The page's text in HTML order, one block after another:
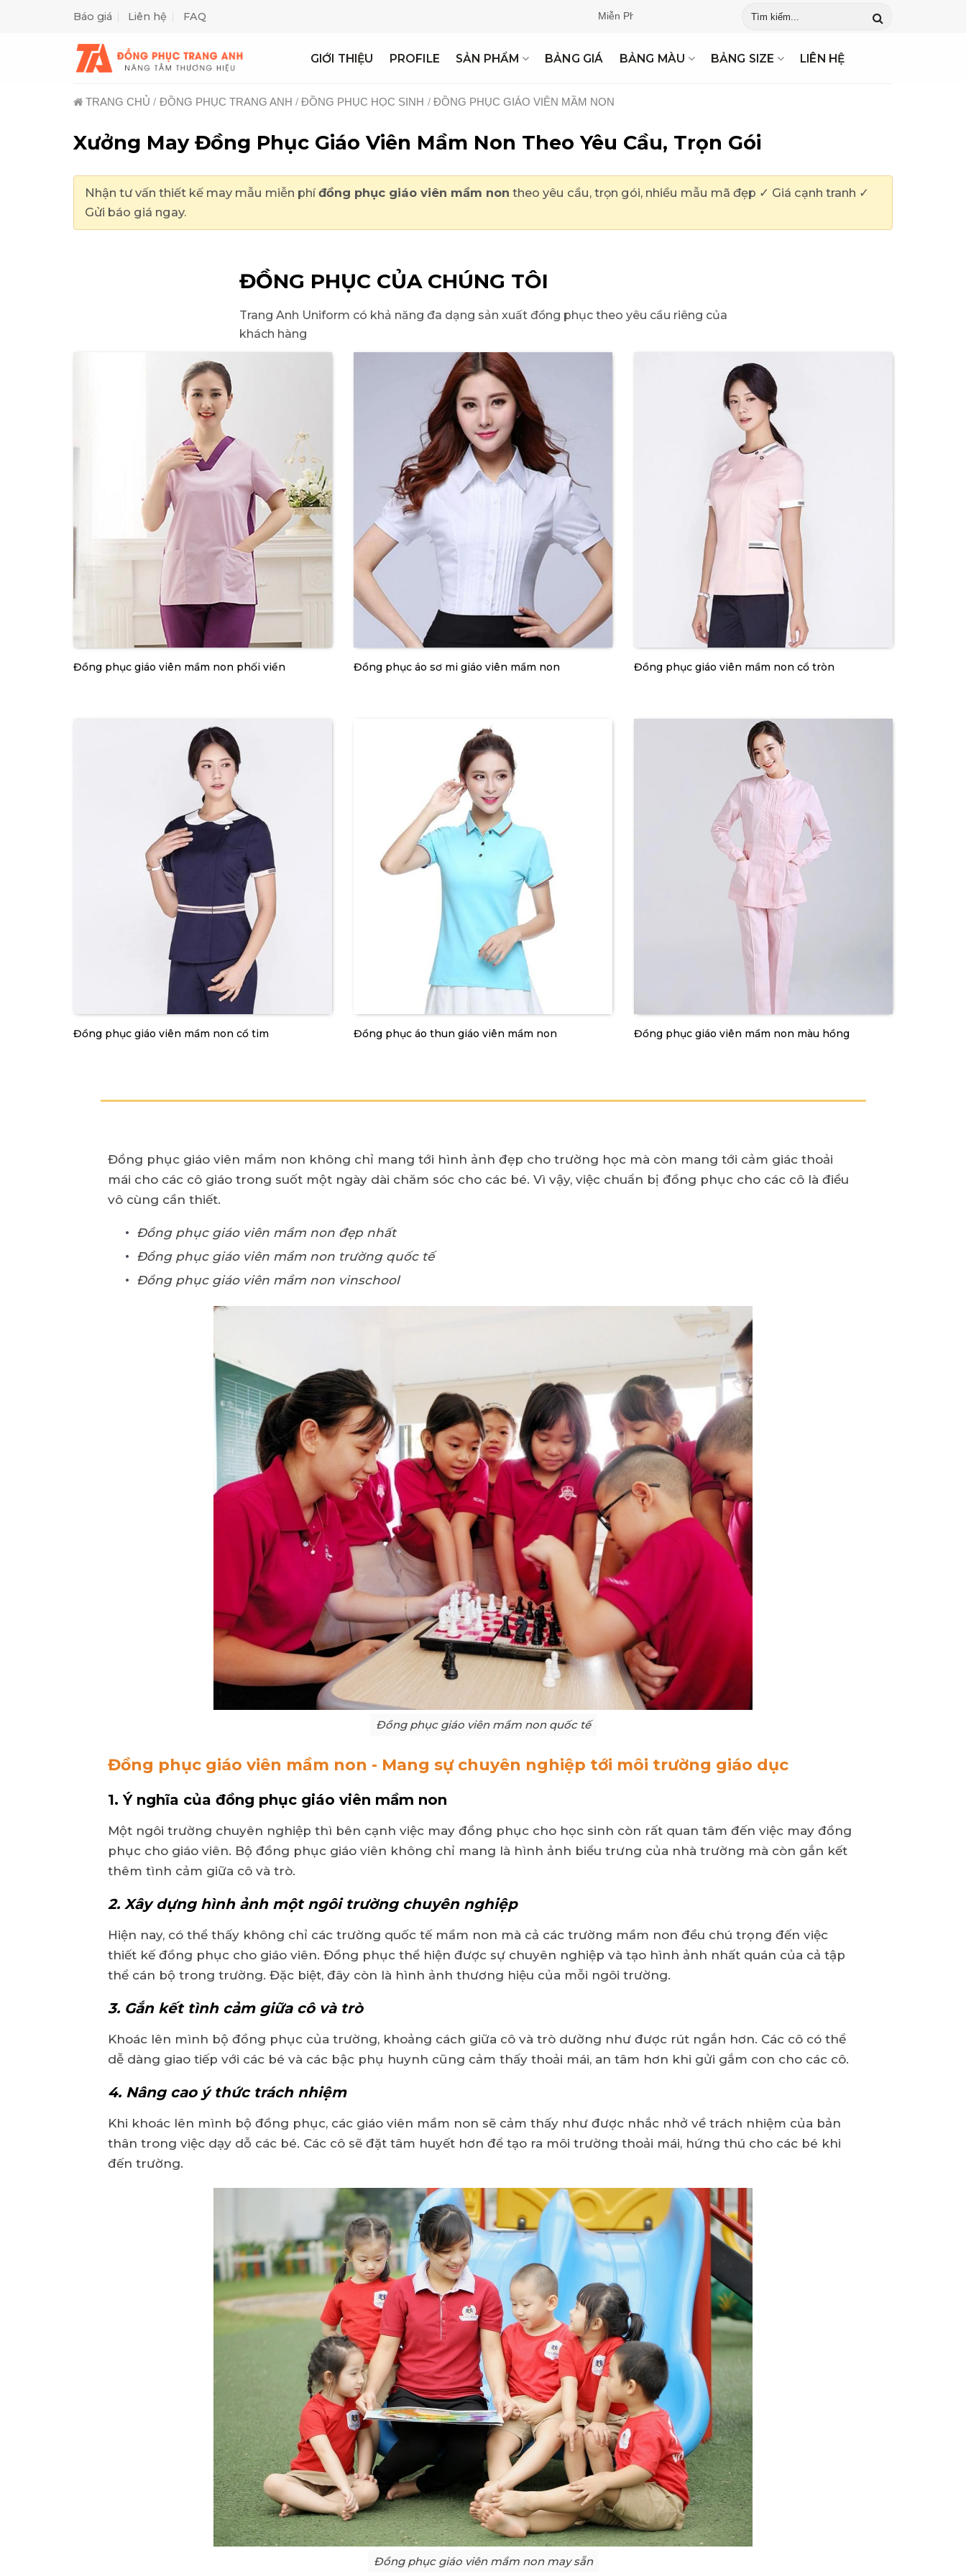
Báo giá Liên hệ FAQ Miễn Phí Thiết Kế May Mẫu ✓ Giao Hàng Tận Nơi ✓ Gửi Báo Giá Ngay
GIỚI THIỆU PROFILE SẢN PHẨM BẢNG GIÁ BẢNG MÀU BẢNG SIZE LIÊN HỆ
TRANG CHỦ / ĐỒNG PHỤC TRANG ANH / ĐỒNG PHỤC HỌC SINH / ĐỒNG PHỤC GIÁO VIÊN MẦM NON
Xưởng May Đồng Phục Giáo Viên Mầm Non Theo Yêu Cầu, Trọn Gói
Nhận tư vấn thiết kế may mẫu miễn phíđồng phục giáo viên mầm non theo yêu cầu, trọn gói, nhiều mẫu mã đẹp ✓ Giá cạnh tranh ✓
Gửi báo giá ngay.
ĐỒNG PHỤC CỦA CHÚNG TÔI
Trang Anh Uniform có khả năng đa dạng sản xuất đồng phục theo yêu cầu riêng của
khách hàng
Đồng phục giáo viên mầm non phối viền Đồng phục áo sơ mi giáo viên mầm non Đồng phục giáo viên mầm non cổ tròn
Đồng phục giáo viên mầm non cổ tim Đồng phục áo thun giáo viên mầm non Đồng phục giáo viên mầm non màu hồng
Đồng phục giáo viên mầm non không chỉ mang tới hình ảnh đẹp cho trường học mà còn mang tới cảm giác thoải
mái cho các cô giáo trong suốt một ngày dài chăm sóc cho các bé. Vì vậy, việc chuẩn bị đồng phục cho các cô là điều
vô cùng cần thiết.
Đồng phục giáo viên mầm non đẹp nhất
Đồng phục giáo viên mầm non trường quốc tế
Đồng phục giáo viên mầm non vinschool
Đồng phục giáo viên mầm non quốc tế
Đồng phục giáo viên mầm non - Mang sự chuyên nghiệp tới môi trường giáo dục
1. Ý nghĩa của đồng phục giáo viên mầm non
Một ngôi trường chuyên nghiệp thì bên cạnh việc may đồng phục cho học sinh còn rất quan tâm đến việc may đồng
phục cho giáo viên. Bộ đồng phục giáo viên không chỉ mang là hình ảnh biểu trưng của nhà trường mà còn gắn kết
thêm tình cảm giữa cô và trò.
2. Xây dựng hình ảnh một ngôi trường chuyên nghiệp
Hiện nay, có thể thấy không chỉ các trường quốc tế mầm non mà cả các trường mầm non đều chú trọng đến việc
thiết kế đồng phục cho giáo viên. Đồng phục thể hiện được sự chuyên nghiệp và tạo hình ảnh nhất quán của cả tập
thể cán bộ trong trường. Đặc biệt, đây còn là hình ảnh thương hiệu của mỗi ngôi trường.
3. Gắn kết tình cảm giữa cô và trò
Khoác lên mình bộ đồng phục của trường, khoảng cách giữa cô và trò dường như được rút ngắn hơn. Các cô có thể
dễ dàng giao tiếp với các bé và các bậc phụ huynh cũng cảm thấy thoải mái, an tâm hơn khi gửi gắm con cho các cô.
4. Nâng cao ý thức trách nhiệm
Khi khoác lên mình bộ đồng phục, các giáo viên mầm non sẽ cảm thấy như được nhắc nhở về trách nhiệm của bản
thân trong việc dạy dỗ các bé. Các cô sẽ đặt tâm huyết hơn để tạo ra môi trường thoải mái, hứng thú cho các bé khi
đến trường.
Đồng phục giáo viên mầm non may sẵn